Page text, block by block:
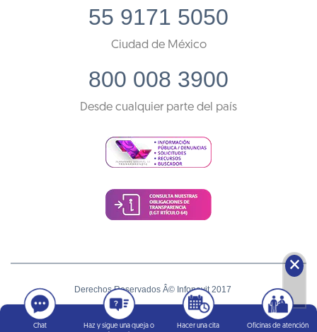
55 9171 5050
Ciudad de México
800 008 3900
Desde cualquier parte del país
Derechos Reservados Â© Infonavit 2017
Términos y condiciones
🗙
Chat Haz y sigue una queja o Hacer una cita Oficinas de atención